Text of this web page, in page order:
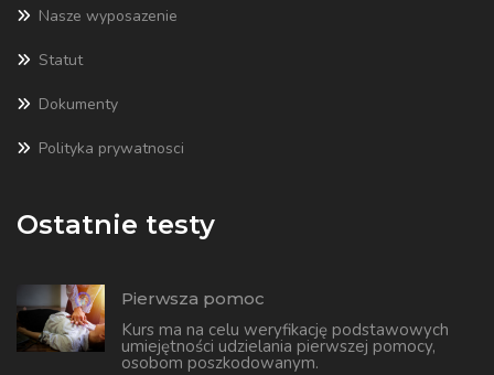
Nasze wyposazenie
Statut
Dokumenty
Polityka prywatnosci
Ostatnie testy
Pierwsza pomoc
Kurs ma na celu weryfikację podstawowych
umiejętności udzielania pierwszej pomocy,
osobom poszkodowanym.